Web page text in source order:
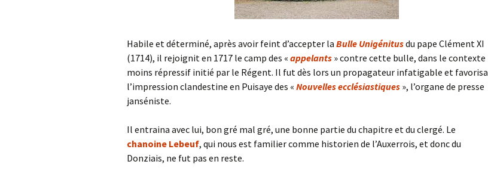
Habile et déterminé, après avoir feint d’accepter la Bulle Unigénitusdu pape Clément XI
(1714), il rejoignit en 1717 le camp des « appelants » contre cette bulle, dans le contexte
moins répressif initié par le Régent. Il fut dès lors un propagateur infatigable et favorisa
l’impression clandestine en Puisaye des « Nouvelles ecclésiastiques », l’organe de presse
janséniste.
Il entraina avec lui, bon gré mal gré, une bonne partie du chapitre et du clergé. Le
chanoine Lebeuf, qui nous est familier comme historien de l’Auxerrois, et donc du
Donziais, ne fut pas en reste.